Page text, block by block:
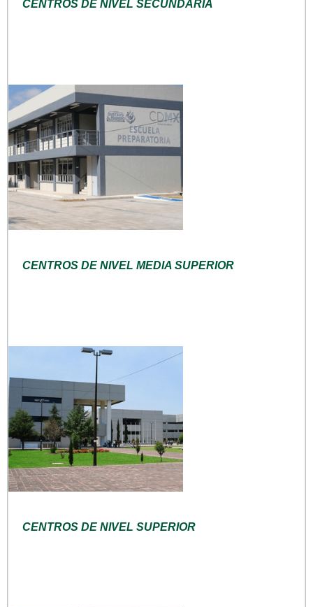
CENTROS DE NIVEL SECUNDARIA
CENTROS DE NIVEL MEDIA SUPERIOR
CENTROS DE NIVEL SUPERIOR